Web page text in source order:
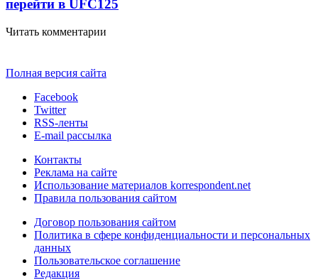
перейти в UFC125
Читать комментарии
Полная версия сайта
Facebook
Twitter
RSS-ленты
E-mail рассылка
Контакты
Реклама на сайте
Использование материалов korrespondent.net
Правила пользования сайтом
Договор пользования сайтом
Политика в сфере конфиденциальности и персональных
данных
Пользовательское соглашение
Редакция